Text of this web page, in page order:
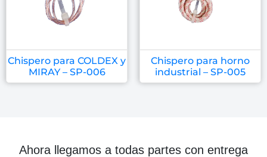
Chispero para COLDEX y
MIRAY – SP-006
Chispero para horno
industrial – SP-005
Ahora llegamos a todas partes con entrega